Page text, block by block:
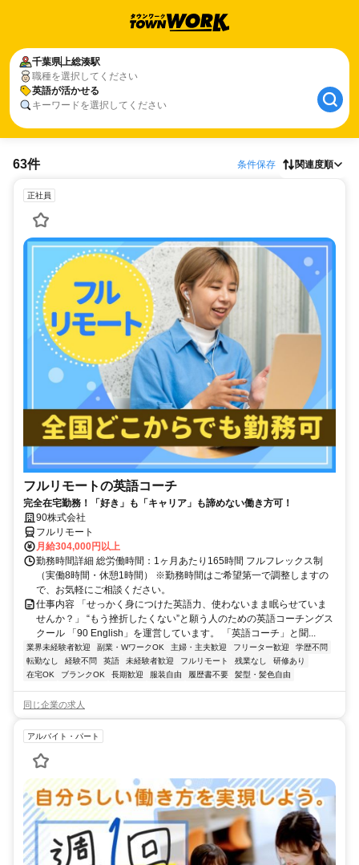
千葉県上総湊駅
職種を選択してください
英語が活かせる
キーワードを選択してください
63件 条件保存 関連度順
正社員
フルリモートの英語コーチ
完全在宅勤務！「好き」も「キャリア」も諦めない働き方可！
90株式会社
フルリモート
月給304,000円以上
勤務時間詳細 総労働時間：1ヶ月あたり165時間 フルフレックス制
（実働8時間・休憩1時間） ※勤務時間はご希望第一で調整しますの
で、お気軽にご相談ください。
仕事内容 「せっかく身につけた英語力、使わないまま眠らせていま
せんか？」 “もう挫折したくない”と願う人のための英語コーチングス
クール 「90 English」を運営しています。 「英語コーチ」と聞...
業界未経験者歓迎 副業・WワークOK 主婦・主夫歓迎 フリーター歓迎
学歴不問
転勤なし
経験不問 英語 未経験者歓迎 フルリモート 残業なし
研修あり
在宅OK
ブランクOK 長期歓迎 服装自由 履歴書不要 髪型・髪色自由
同じ企業の求人
アルバイト・パート